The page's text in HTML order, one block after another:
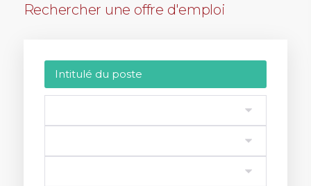
Rechercher une offre d'emploi